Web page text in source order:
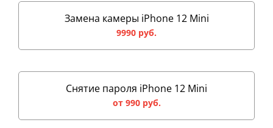
Замена камеры iPhone 12 Mini
9990 руб.
Снятие пароля iPhone 12 Mini
от 990 руб.